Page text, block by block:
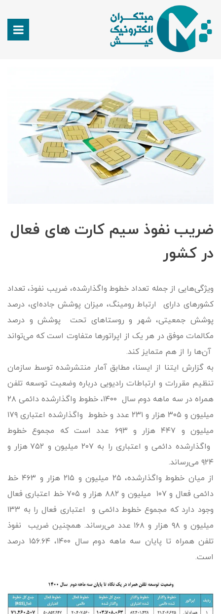
ضریب نفوذ سیم کارت های فعال
در کشور
ویژگی‌هایی از جمله تعداد خطوط واگذارشده، ضریب نفوذ، تعداد
کشورهای دارای ارتباط رومینگ، میزان پوشش جاده‌ای، درصد
پوشش جمعیتی، شهر و روستاهای تحت پوشش و درصد
مکالمات موفق در هر یک از اپراتورها متفاوت است که می‌تواند
آن‌ها را از هم متمایز کند.
به گزارش ایتنا از ایسنا، مطابق آمار منتشرشده توسط سازمان
تنظیم مقررات و ارتباطات رادیویی درباره‌ وضعیت توسعه تلفن
همراه در سه ماهه‌ دوم سال ۱۴۰۰، خطوط واگذارشده دائمی ۲۸
میلیون و ۳۰۵ هزار و ۲۳۱ عدد و خطوط واگذارشده اعتباری ۱۷۹
میلیون و ۴۴۷ هزار و ۶۹۳ عدد است که مجموع خطوط
واگذارشده دائمی و اعتباری را به ۲۰۷ میلیون و ۷۵۲ هزار و
۹۲۴ می‌رساند.
از میان خطوط واگذارشده، ۲۵ میلیون و ۲۱۵ هزار و ۴۶۳ خط
دائمی فعال و ۱۰۷ میلیون و ۸۸۲ هزار و ۷۰۵ خط اعتباری فعال
وجود دارد که مجموع خطوط دائمی و اعتباری فعال را به ۱۳۳
میلیون و ۹۸ هزار و ۱۶۸ عدد می‌رساند. همچنین ضریب نفوذ
تلفن همراه تا پایان سه ماهه دوم سال ۱۴۰۰، ۱۵۶.۶۴ درصد
است.